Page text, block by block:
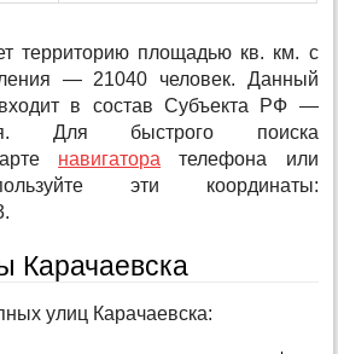
территорию площадью кв. км. с
— 21040 человек. Данный
в состав Субъекта РФ —
Для быстрого поиска
навигатора телефона или
эти координаты:
Карачаевска
улиц Карачаевска: